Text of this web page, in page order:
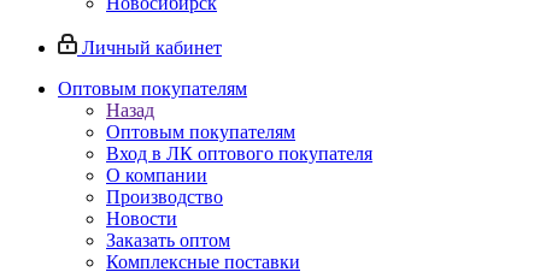
Личный кабинет
Оптовым покупателям
Назад
Оптовым покупателям
Вход в ЛК оптового покупателя
О компании
Производство
Новости
Заказать оптом
Комплексные поставки